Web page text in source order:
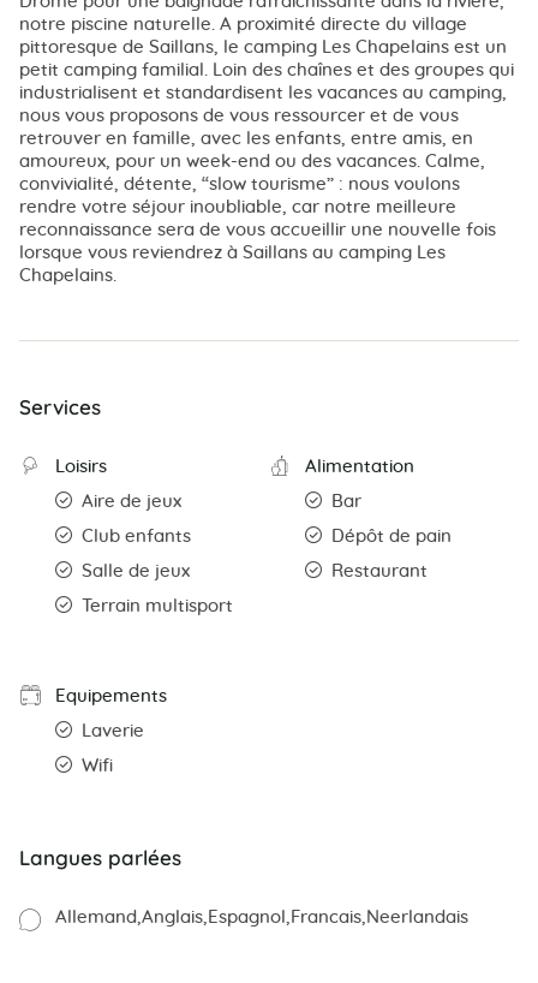
notre piscine naturelle. A proximité directe du village
pittoresque de Saillans, le camping Les Chapelains est un
petit camping familial. Loin des chaînes et des groupes qui
industrialisent et standardisent les vacances au camping,
nous vous proposons de vous ressourcer et de vous
retrouver en famille, avec les enfants, entre amis, en
amoureux, pour un week-end ou des vacances. Calme,
convivialité, détente, “slow tourisme” : nous voulons
rendre votre séjour inoubliable, car notre meilleure
reconnaissance sera de vous accueillir une nouvelle fois
lorsque vous reviendrez à Saillans au camping Les
Chapelains.
Services
Loisirs
Aire de jeux
Club enfants
Salle de jeux
Terrain multisport
Alimentation
Bar
Dépôt de pain
Restaurant
Equipements
Laverie
Wifi
Langues parlées
Allemand Anglais Espagnol Francais Neerlandais